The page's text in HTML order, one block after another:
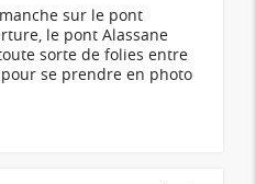
sur le pont
le pont Alassane
sorte de folies entre
se prendre en photo